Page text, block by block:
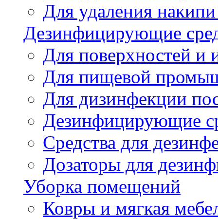
Для удаления
Дезинфицирующие
Для поверхностей и
Для пищевой
Для дизинфекции
Дезинфицирующие
Cредства для
Дозаторы для
Уборка помещений
Ковры и мягкая